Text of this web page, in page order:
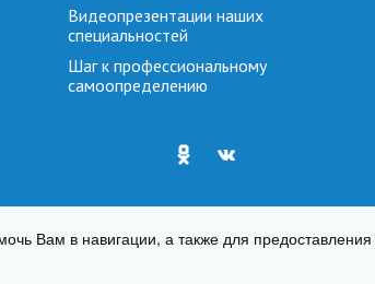
Видеопрезентации наших
специальностей
Шаг к профессиональному
самоопределению
Вам в навигации, а также для